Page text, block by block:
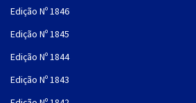
Edição Nº 1846
Edição Nº 1845
Edição Nº 1844
Edição Nº 1843